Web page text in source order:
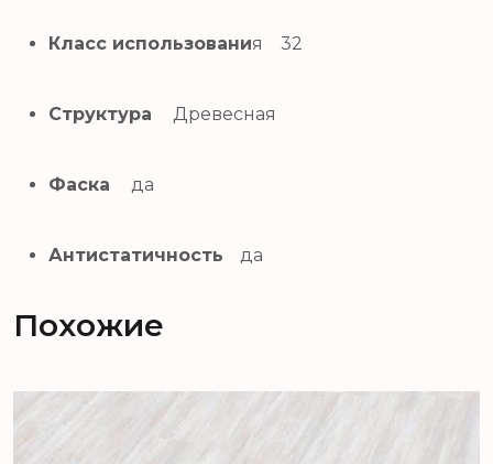
Класс использования 32
Структура Древесная
Фаска да
Антистатичность да
Похожие